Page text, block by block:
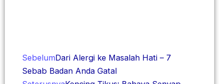
SebelumDari Alergi ke Masalah Hati – 7
Sebab Badan Anda Gatal